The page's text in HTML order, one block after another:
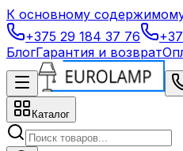
К основному
+375 29 184 37 76
БлогГарантия и возврат
Каталог